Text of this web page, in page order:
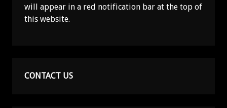
will appear in a red notification bar at the top of
this website.
CONTACT US